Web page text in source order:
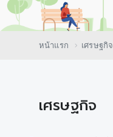
หน้าแรก เศรษฐกิจ
เศรษฐกิจ